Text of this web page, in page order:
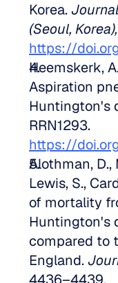
Korea.
(Seoul,
https://
Heemskerk,
Aspiration
Huntington's
https://
Alothman, D.,
Lewis, S.,
of mortality
Huntington's
compared to
England.